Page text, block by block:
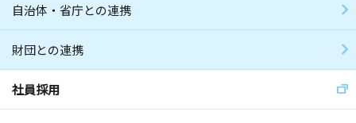
自治体・省庁との連携
財団との連携
社員採用